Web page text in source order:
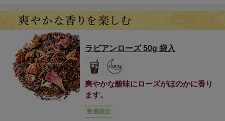
ラビアンローズ 50g 袋入
爽やかな酸味にローズがほのかに香り
ます。
数量限定